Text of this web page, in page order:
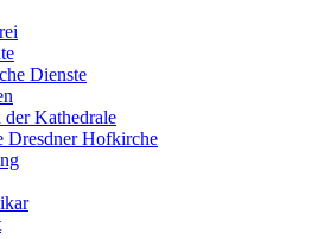
Dienste
Kathedrale
Dresdner Hofkirche